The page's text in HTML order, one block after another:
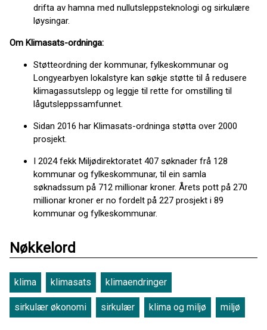
drifta av hamna med nullutsleppsteknologi og sirkulære
løysingar.
Om Klimasats-ordninga:
Støtteordning der kommunar, fylkeskommunar og
Longyearbyen lokalstyre kan søkje støtte til å redusere
klimagassutslepp og leggje til rette for omstilling til
lågutsleppssamfunnet.
Sidan 2016 har Klimasats-ordninga støtta over 2000
prosjekt.
I 2024 fekk Miljødirektoratet 407 søknader frå 128
kommunar og fylkeskommunar, til ein samla
søknadssum på 712 millionar kroner. Årets pott på 270
millionar kroner er no fordelt på 227 prosjekt i 89
kommunar og fylkeskommunar.
Nøkkelord
klima klimasats klimaendringer
sirkulær økonomi sirkulær klima og miljø miljø